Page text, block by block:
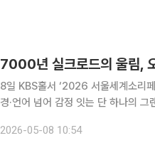
7000년 실크로드의 울림,
8일 KBS홀서 ‘2026 서울세계소리
경·언어 넘어 감정 잇는 단 하나의 그랜드 콘서트” 동서양을 잇던 유라시
계소리페스티벌 — 서울! 실크로드를
2026-05-08 10:54